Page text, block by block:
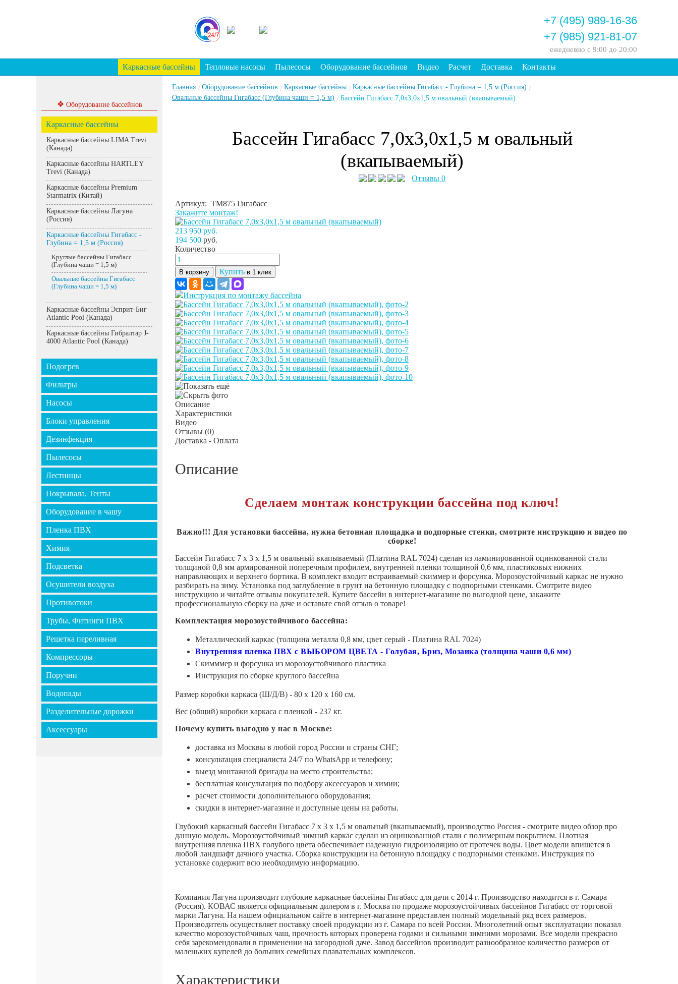
+7 (495) 989-16-36
+7 (985) 921-81-07
ежедневно с 9:00 до 20:00
Каркасные бассейны Тепловые насосы Пылесосы Оборудование бассейнов Видео Расчет Доставка Контакты
❖ Оборудование бассейнов
Каркасные бассейны
Каркасные бассейны LIMA Trevi
(Канада)
Каркасные бассейны HARTLEY
Trevi (Канада)
Каркасные бассейны Premium
Starmatrix (Китай)
Каркасные бассейны Лагуна
(Россия)
Каркасные бассейны Гигабасс -
Глубина = 1,5 м (Россия)
Круглые бассейны Гигабасс
(Глубина чаши = 1,5 м)
Овальные бассейны Гигабасс
(Глубина чаши = 1,5 м)
Каркасные бассейны Эсприт-Биг
Atlantic Pool (Канада)
Каркасные бассейны Гибралтар J-
4000 Atlantic Pool (Канада)
Подогрев
Фильтры
Насосы
Блоки управления
Дезинфекция
Пылесосы
Лестницы
Покрывала, Тенты
Оборудование в чашу
Пленка ПВХ
Химия
Подсветка
Осушители воздуха
Противотоки
Трубы, Фитинги ПВХ
Решетка переливная
Компрессоры
Поручни
Водопады
Разделительные дорожки
Аксессуары
Главная / Оборудование бассейнов / Каркасные бассейны / Каркасные бассейны Гигабасс - Глубина = 1,5 м (Россия) /
Овальные бассейны Гигабасс (Глубина чаши = 1,5 м) / Бассейн Гигабасс 7,0х3,0х1,5 м овальный (вкапываемый)
Бассейн Гигабасс 7,0х3,0х1,5 м овальный
(вкапываемый)
Отзывы 0
Артикул: ТМ875 Гигабасс
Закажите монтаж!
213 950 руб.
194 500 руб.
Количество
В корзину Купить в 1 клик
Инструкция по монтажу бассейна
Описание
Характеристики
Видео
Отзывы (0)
Доставка - Оплата
Описание
Сделаем монтаж конструкции бассейна под ключ!
Важно!!! Для установки бассейна, нужна бетонная площадка и подпорные стенки, смотрите инструкцию и видео по
сборке!
Бассейн Гигабасс 7 х 3 х 1,5 м овальный вкапываемый (Платина RAL 7024) сделан из ламинированной оцинкованной стали
толщиной 0,8 мм армированной поперечным профилем, внутренней пленки толщиной 0,6 мм, пластиковых нижних
направляющих и верхнего бортика. В комплект входит встраиваемый скиммер и форсунка. Морозоустойчивый каркас не нужно
разбирать на зиму. Установка под заглубление в грунт на бетонную площадку с подпорными стенками. Смотрите видео
инструкцию и читайте отзывы покупателей. Купите бассейн в интернет-магазине по выгодной цене, закажите
профессиональную сборку на даче и оставьте свой отзыв о товаре!
Комплектация морозоустойчивого бассейна:
Металлический каркас (толщина металла 0,8 мм, цвет серый - Платина RAL 7024)
Внутренняя пленка ПВХ с ВЫБОРОМ ЦВЕТА - Голубая, Бриз, Мозаика (толщина чаши 0,6 мм)
Скимммер и форсунка из морозоустойчивого пластика
Инструкция по сборке круглого бассейна
Размер коробки каркаса (Ш/Д/В) - 80 х 120 х 160 см.
Вес (общий) коробки каркаса с пленкой - 237 кг.
Почему купить выгодно у нас в Москве:
доставка из Москвы в любой город России и страны СНГ;
консультация специалиста 24/7 по WhatsApp и телефону;
выезд монтажной бригады на место строительства;
бесплатная консультация по подбору аксессуаров и химии;
расчет стоимости дополнительного оборудования;
скидки в интернет-магазине и доступные цены на работы.
Глубокий каркасный бассейн Гигабасс 7 х 3 х 1,5 м овальный (вкапываемый), производство Россия - смотрите видео обзор про
данную модель. Морозоустойчивый зимний каркас сделан из оцинкованной стали с полимерным покрытием. Плотная
внутренняя пленка ПВХ голубого цвета обеспечивает надежную гидроизоляцию от протечек воды. Цвет модели впишется в
любой ландшафт дачного участка. Сборка конструкции на бетонную площадку с подпорными стенками. Инструкция по
установке содержит всю необходимую информацию.
Компания Лагуна производит глубокие каркасные бассейны Гигабасс для дачи с 2014 г. Производство находится в г. Самара
(Россия). КОВАС является официальным дилером в г. Москва по продаже морозоустойчивых бассейнов Гигабасс от торговой
марки Лагуна. На нашем официальном сайте в интернет-магазине представлен полный модельный ряд всех размеров.
Производитель осуществляет поставку своей продукции из г. Самара по всей России. Многолетний опыт эксплуатации показал
качество морозоустойчивых чаш, прочность которых проверена годами и сильными зимними морозами. Все модели прекрасно
себя зарекомендовали в применении на загородной даче. Завод бассейнов производит разнообразное количество размеров от
маленьких купелей до больших семейных плавательных комплексов.
Характеристики